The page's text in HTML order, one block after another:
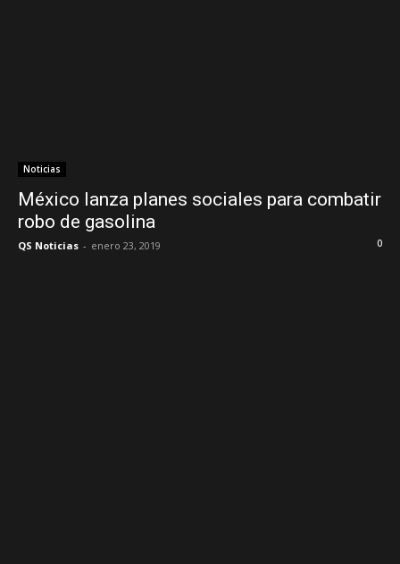
Noticias
México lanza planes sociales para combatir
robo de gasolina
QS Noticias - enero 23, 2019 0